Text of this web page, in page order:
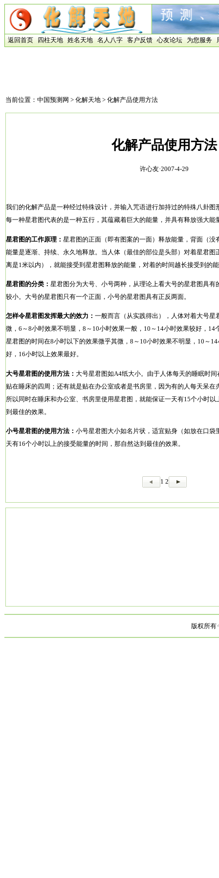
返回首页 四柱天地 姓名天地 名人八字 客户反馈 心友论坛 为您服务
当前位置： 中国预测网 > 化解天地 > 化解产品使用方法
化解产品使用方法
许心友·2007-4-29
我们的化解产品是一种经过特殊设计，并输入咒语进行加持过的特殊八卦图
每一种星君图代表的是一种五行，其蕴藏着巨大的能量，并具有释放强大能
星君图的工作原理： 星君图的正面（即有图案的一面）释放能量，背面（
能量是逐渐、持续、永久地释放。当人体（最佳的部位是头部）对着星君
离是1米以内），就能接受到星君图释放的能量，对着的时间越长接受到的
星君图的分类： 星君图分为大号、小号两种，从理论上看大号的星君图具
较小。大号的星君图只有一个正面，小号的星君图具有正反两面。
怎样令星君图发挥最大的效力： 一般而言（从实践得出），人体对着大号
微，6～8小时效果不明显，8～10小时效果一般，10～14小时效果较好，14
星君图的时间在8小时以下的效果微乎其微，8～10小时效果不明显，10～
好，16小时以上效果最好。
大号星君图的使用方法： 大号星君图如A4纸大小。由于人体每天的睡眠时
贴在睡床的四周；还有就是贴在办公室或者是书房里，因为有的人每天呆
所以同时在睡床和办公室、书房里使用星君图，就能保证一天有15个小时
到最佳的效果。
小号星君图的使用方法： 小号星君图大小如名片状，适宜贴身（如放在口
天有16个小时以上的接受能量的时间，那自然达到最佳的效果。
1 2
版权所有